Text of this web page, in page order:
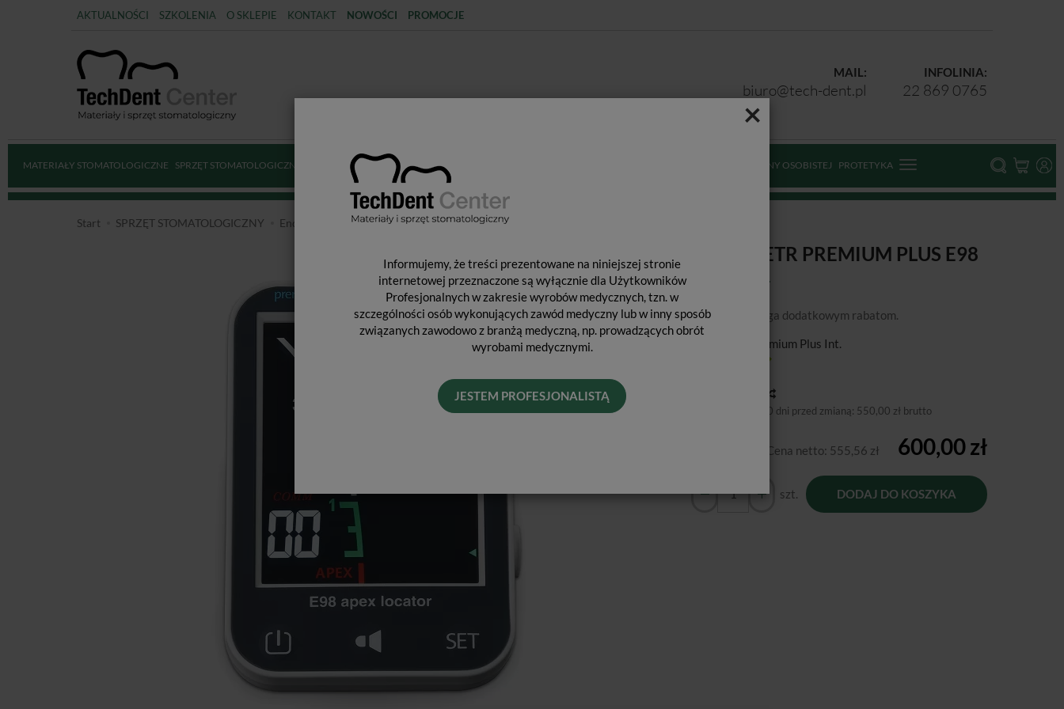
×
Informujemy, że treści prezentowane na niniejszej stronie
internetowej przeznaczone są wyłącznie dla Użytkowników
Profesjonalnych w zakresie wyrobów medycznych, tzn. w
szczególności osób wykonujących zawód medyczny lub w inny sposób
związanych zawodowo z branżą medyczną, np. prowadzących obrót
wyrobami medycznymi.
JESTEM PROFESJONALISTĄ
AKTUALNOŚCI SZKOLENIA O SKLEPIE KONTAKT NOWOŚCI PROMOCJE
INFOLINIA:
22 869 0765
MAIL:
biuro@tech-dent.pl
MATERIAŁY STOMATOLOGICZNE SPRZĘT STOMATOLOGICZNY DEZYNFEKCJA STERYLIZACJA ŚRODKI OCHRONY OSOBISTEJ PROTETYKA
Start SPRZĘT STOMATOLOGICZNY Endometry Endometr Premium Plus e98
ENDOMETR PREMIUM PLUS E98
Cena nie podlega dodatkowym rabatom.
Premium Plus Int.
Najniższa cena 30 dni przed zmianą: 550,00 zł brutto
Cena netto: 555,56 zł 600,00 zł
szt. DODAJ DO KOSZYKA